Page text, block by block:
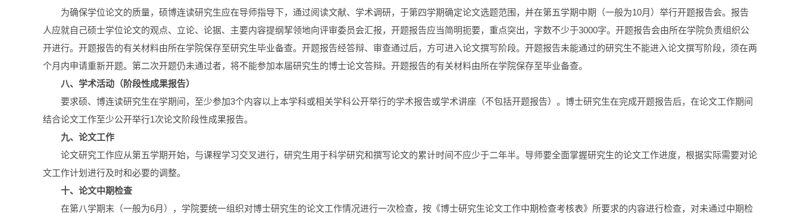
为确保学位论文的质量，硕博连读研究生应在导师指导下，通过阅读文献、学术调研，于第四学期确定论文选题范围，并在第五学期中期（一般为10月）举行开题报告会。报告
人应就自己硕士学位论文的观点、立论、论据、主要内容提纲挈领地向评审委员会汇报，开题报告应当简明扼要，重点突出，字数不少于3000字。开题报告会由所在学院负责组织公
开进行。开题报告的有关材料由所在学院保存至研究生毕业备查。开题报告经答辩、审查通过后，方可进入论文撰写阶段。开题报告未能通过的研究生不能进入论文撰写阶段，须在两
个月内申请重新开题。第二次开题仍未通过者，将不能参加本届研究生的博士论文答辩。开题报告的有关材料由所在学院保存至毕业备查。
八、学术活动（阶段性成果报告）
要求硕、博连读研究生在学期间，至少参加3个内容以上本学科或相关学科公开举行的学术报告或学术讲座（不包括开题报告）。博士研究生在完成开题报告后，在论文工作期间
结合论文工作至少公开举行1次论文阶段性成果报告。
九、论文工作
论文研究工作应从第五学期开始，与课程学习交叉进行，研究生用于科学研究和撰写论文的累计时间不应少于二年半。导师要全面掌握研究生的论文工作进度，根据实际需要对论
文工作计划进行及时和必要的调整。
十、论文中期检查
在第八学期末（一般为6月），学院要统一组织对博士研究生的论文工作情况进行一次检查，按《博士研究生论文工作中期检查考核表》所要求的内容进行检查，对未通过中期检